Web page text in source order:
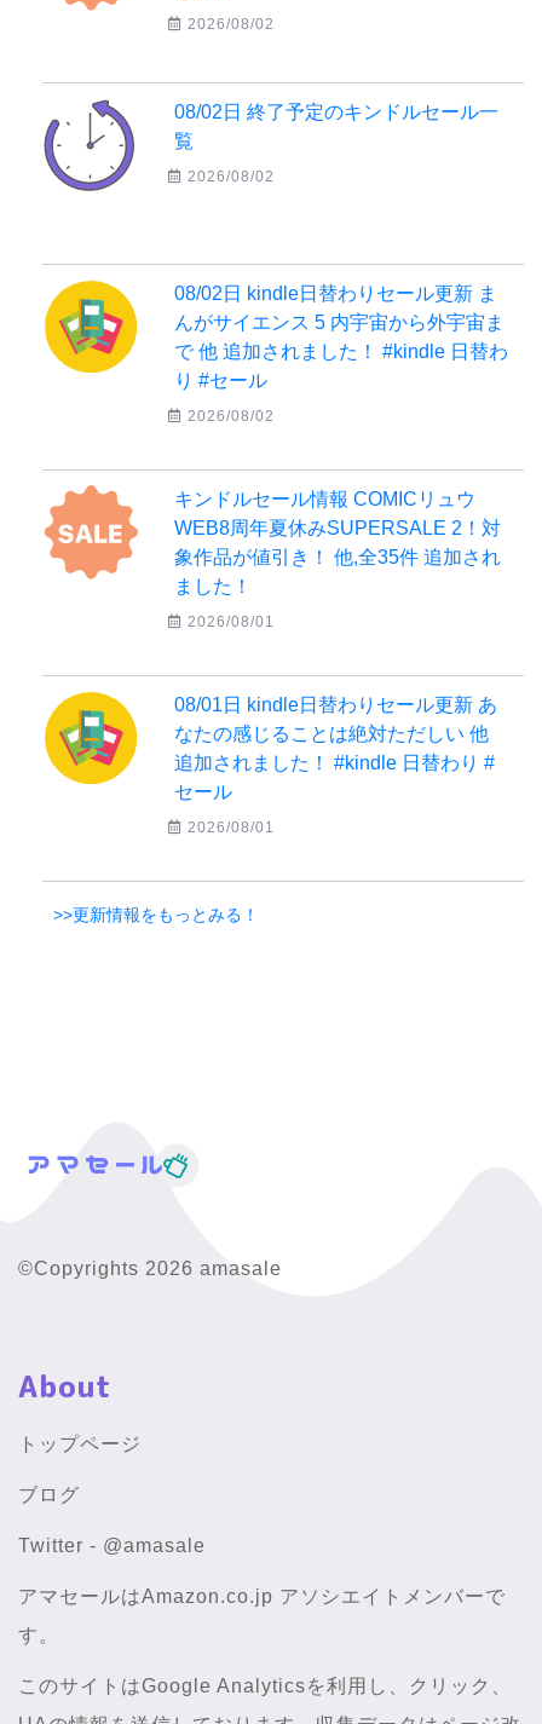
2026/08/02
08/02日 終了予定のキンドルセール一
覧
2026/08/02
08/02日 kindle日替わりセール更新 ま
んがサイエンス 5 内宇宙から外宇宙ま
で 他 追加されました！ #kindle 日替わ
り #セール
2026/08/02
キンドルセール情報 COMICリュウ
WEB8周年夏休みSUPERSALE 2！対
象作品が値引き！ 他,全35件 追加され
ました！
2026/08/01
08/01日 kindle日替わりセール更新 あ
なたの感じることは絶対ただしい 他
追加されました！ #kindle 日替わり #
セール
2026/08/01
>>更新情報をもっとみる！
©Copyrights 2026 amasale
About
トップページ
ブログ
Twitter - @amasale
アマセールはAmazon.co.jp アソシエイトメンバーで
す。
このサイトはGoogle Analyticsを利用し、クリック、